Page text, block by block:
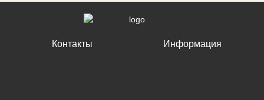
Контакты Информация